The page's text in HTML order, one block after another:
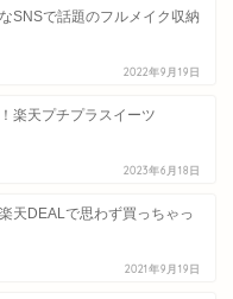
SNSで話題のフルメイク収納
2022年9月19日
楽天プチプラスイーツ
2023年6月18日
天DEALで思わず買っちゃっ
2021年9月19日